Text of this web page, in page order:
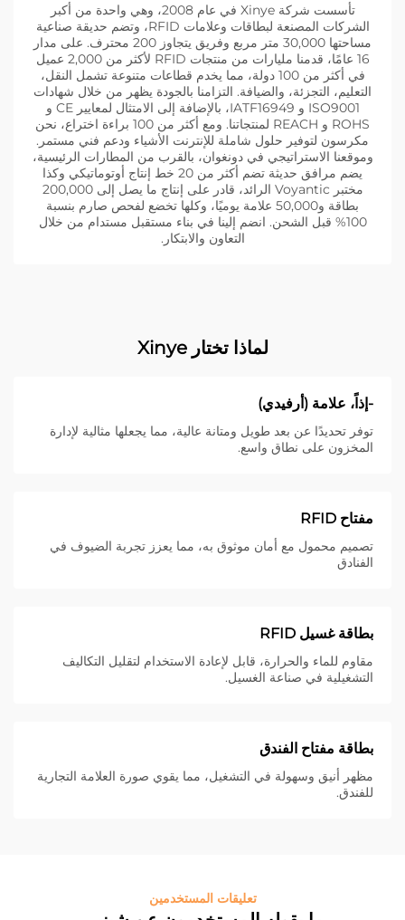
تأسست شركة Xinye في عام 2008، وهي واحدة من أكبر
الشركات المصنعة لبطاقات وعلامات RFID، وتضم حديقة صناعية
مساحتها 30,000 متر مربع وفريق يتجاوز 200 محترف. على مدار
16 عامًا، قدمنا مليارات من منتجات RFID لأكثر من 2,000 عميل
في أكثر من 100 دولة، مما يخدم قطاعات متنوعة تشمل النقل،
التعليم، التجزئة، والضيافة. التزامنا بالجودة يظهر من خلال شهادات
ISO9001 و IATF16949، بالإضافة إلى الامتثال لمعايير CE و
ROHS و REACH لمنتجاتنا. ومع أكثر من 100 براءة اختراع، نحن
مكرسون لتوفير حلول شاملة للإنترنت الأشياء ودعم فني مستمر.
وموقعنا الاستراتيجي في دونغوان، بالقرب من المطارات الرئيسية،
يضم مرافق حديثة تضم أكثر من 20 خط إنتاج أوتوماتيكي وكذا
مختبر Voyantic الرائد، قادر على إنتاج ما يصل إلى 200,000
بطاقة و50,000 علامة يوميًا، وكلها تخضع لفحص صارم بنسبة
100% قبل الشحن. انضم إلينا في بناء مستقبل مستدام من خلال
التعاون والابتكار.
لماذا تختار Xinye
-إذاً، علامة (أرفيدي)
توفر تحديدًا عن بعد طويل ومتانة عالية، مما يجعلها مثالية لإدارة
المخزون على نطاق واسع.
مفتاح RFID
تصميم محمول مع أمان موثوق به، مما يعزز تجربة الضيوف في
الفنادق
بطاقة غسيل RFID
مقاوم للماء والحرارة، قابل لإعادة الاستخدام لتقليل التكاليف
التشغيلية في صناعة الغسيل.
بطاقة مفتاح الفندق
مظهر أنيق وسهولة في التشغيل، مما يقوي صورة العلامة التجارية
للفندق.
تعليقات المستخدمين